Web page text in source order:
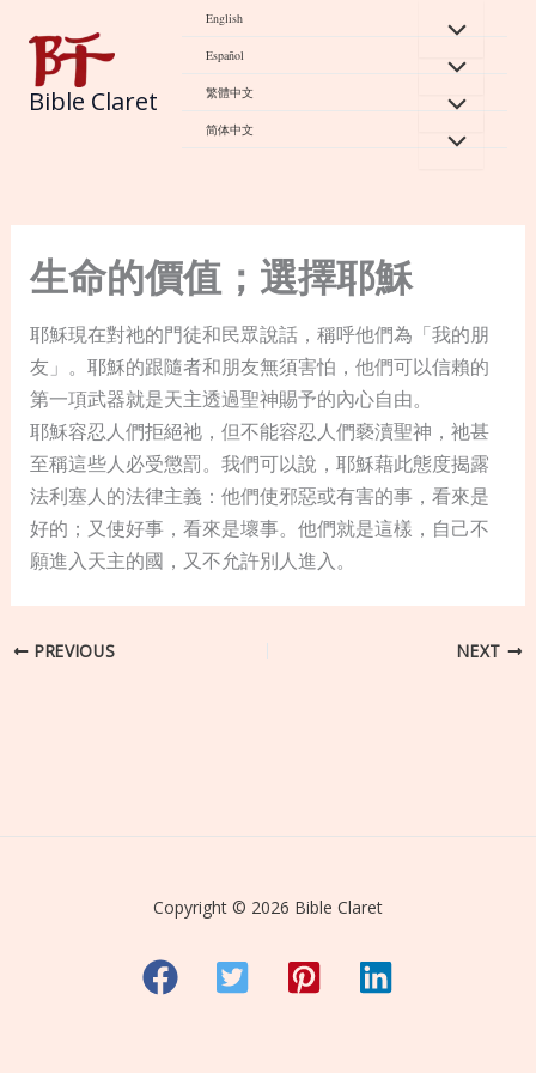
content
Bible Claret
English
Español
繁體中文
简体中文
生命的價值；選擇耶穌
耶穌現在對祂的門徒和民眾說話，稱呼他們為「我的朋
友」。耶穌的跟隨者和朋友無須害怕，他們可以信賴的
第一項武器就是天主透過聖神賜予的內心自由。
耶穌容忍人們拒絕祂，但不能容忍人們褻瀆聖神，祂甚
至稱這些人必受懲罰。我們可以說，耶穌藉此態度揭露
法利塞人的法律主義：他們使邪惡或有害的事，看來是
好的；又使好事，看來是壞事。他們就是這樣，自己不
願進入天主的國，又不允許別人進入。
PREVIOUS NEXT
Copyright © 2026 Bible Claret